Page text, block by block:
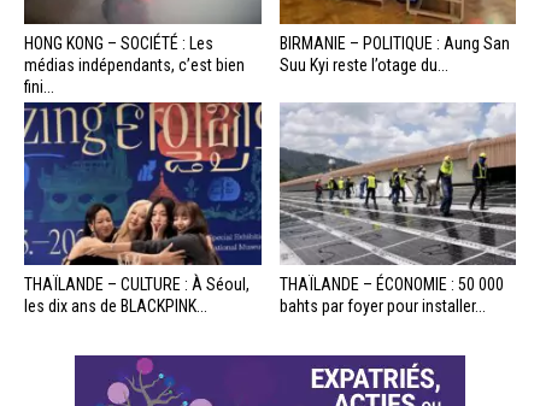
HONG KONG – SOCIÉTÉ : Les
médias indépendants, c’est bien
fini...
BIRMANIE – POLITIQUE : Aung San
Suu Kyi reste l’otage du...
THAÏLANDE – CULTURE : À Séoul,
les dix ans de BLACKPINK...
THAÏLANDE – ÉCONOMIE : 50 000
bahts par foyer pour installer...